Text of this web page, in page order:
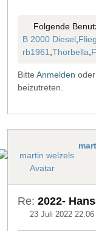
Folgende
B 2000 Diesel,
rb1961,Thorbella,
Bitte Anmelden oder
beizutreten.
Re: 2022-
23 Juli 2022 22:06